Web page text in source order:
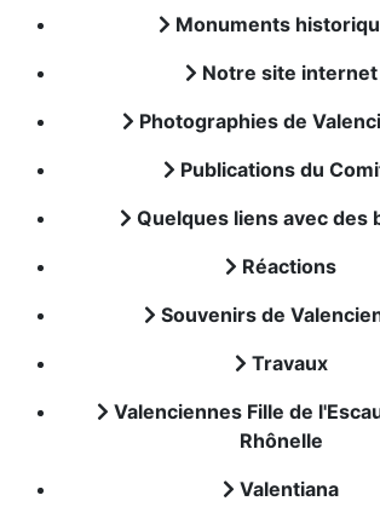
Monuments
Notre site internet
Photographies de
Publications du
Quelques liens avec des
Réactions
Souvenirs de
Travaux
Valenciennes Fille de
Rhônelle
Valentiana